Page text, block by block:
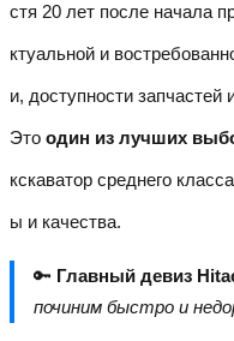
стя 20 лет после начала
ктуальной и
и, доступности запчастей
Это один из лучших
кскаватор среднего
ы и качества.
🔑 Главный девиз
починим быстро и